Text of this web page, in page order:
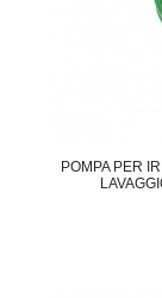
POMPA PER